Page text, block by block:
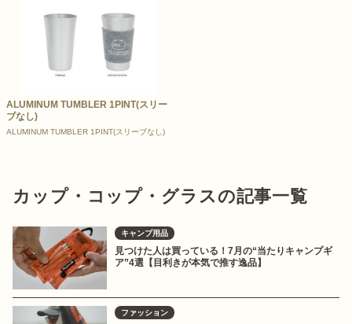
ALUMINUM TUMBLER 1PINT(スリー
ブなし)
ALUMINUM TUMBLER 1PINT(スリーブなし)
カップ・コップ・グラスの記事一覧
キャンプ用品
見つけた人は買っている！7月の“当たりキャンプギ
ア”4選【目利きが本気で推す逸品】
ファッション